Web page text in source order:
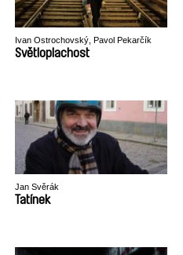
Ivan Ostrochovský, Pavol Pekarčík
Světloplachost
Jan Svěrák
Tatínek